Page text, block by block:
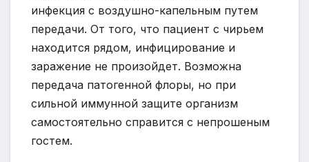
инфекция с воздушно-капельным путем
передачи. От того, что пациент с чирьем
находится рядом, инфицирование и
заражение не произойдет. Возможна
передача патогенной флоры, но при
сильной иммунной защите организм
самостоятельно справится с непрошеным
гостем.